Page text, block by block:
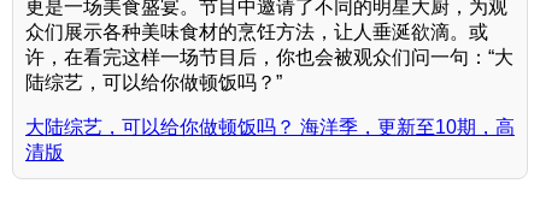
更是一场美食盛宴。节目中邀请了不同的明星大厨，为观
众们展示各种美味食材的烹饪方法，让人垂涎欲滴。或
许，在看完这样一场节目后，你也会被观众们问一句：“大
陆综艺，可以给你做顿饭吗？”
大陆综艺，可以给你做顿饭吗？ 海洋季，更新至10期，高
清版